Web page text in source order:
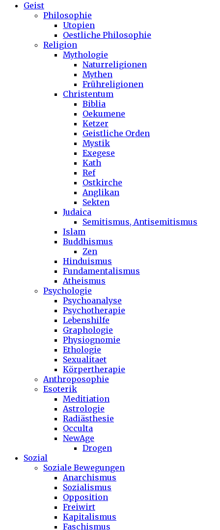
Geist
Philosophie
Utopien
Oestliche Philosophie
Religion
Mythologie
Naturreligionen
Mythen
Frühreligionen
Christentum
Biblia
Oekumene
Ketzer
Geistliche Orden
Mystik
Exegese
Kath
Ref
Ostkirche
Anglikan
Sekten
Judaica
Semitismus, Antisemitismus
Islam
Buddhismus
Zen
Hinduismus
Fundamentalismus
Atheismus
Psychologie
Psychoanalyse
Psychotherapie
Lebenshilfe
Graphologie
Physiognomie
Ethologie
Sexualitaet
Körpertherapie
Anthroposophie
Esoterik
Meditiation
Astrologie
Radiästhesie
Occulta
NewAge
Drogen
Sozial
Soziale Bewegungen
Anarchismus
Sozialismus
Opposition
Freiwirt
Kapitalismus
Faschismus